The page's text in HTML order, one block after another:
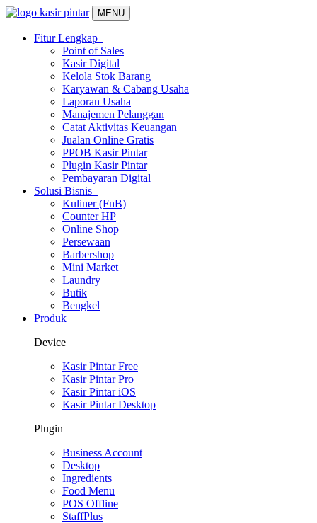
MENU
Fitur Lengkap
Point of Sales
Kasir Digital
Kelola Stok Barang
Karyawan & Cabang Usaha
Laporan Usaha
Manajemen Pelanggan
Catat Aktivitas Keuangan
Jualan Online Gratis
PPOB Kasir Pintar
Plugin Kasir Pintar
Pembayaran Digital
Solusi Bisnis
Kuliner (FnB)
Counter HP
Online Shop
Persewaan
Barbershop
Mini Market
Laundry
Butik
Bengkel
Produk
Device
Kasir Pintar Free
Kasir Pintar Pro
Kasir Pintar iOS
Kasir Pintar Desktop
Plugin
Business Account
Desktop
Ingredients
Food Menu
POS Offline
StaffPlus